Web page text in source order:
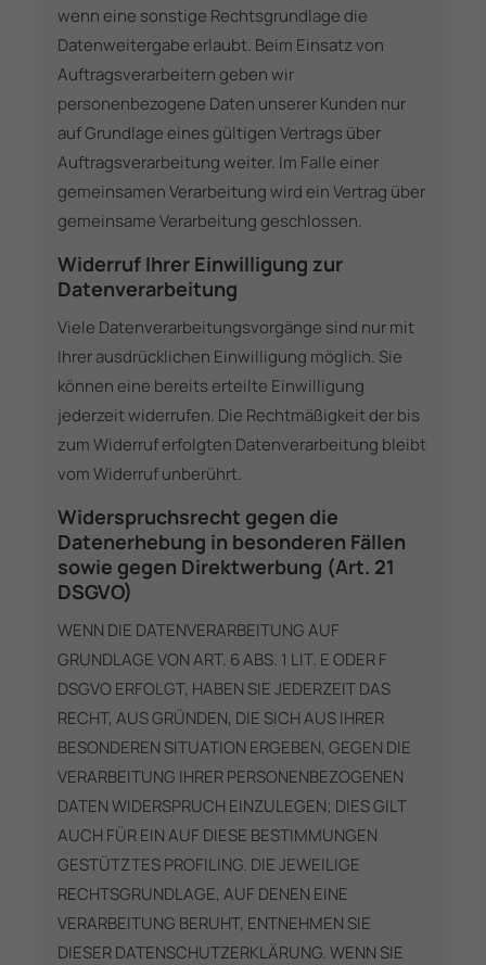
wenn eine sonstige Rechtsgrundlage die
Datenweitergabe erlaubt. Beim Einsatz von
Auftragsverarbeitern geben wir
personenbezogene Daten unserer Kunden nur
auf Grundlage eines gültigen Vertrags über
Auftragsverarbeitung weiter. Im Falle einer
gemeinsamen Verarbeitung wird ein Vertrag über
gemeinsame Verarbeitung geschlossen.
Widerruf Ihrer Einwilligung zur
Datenverarbeitung
Viele Datenverarbeitungsvorgänge sind nur mit
Ihrer ausdrücklichen Einwilligung möglich. Sie
können eine bereits erteilte Einwilligung
jederzeit widerrufen. Die Rechtmäßigkeit der bis
zum Widerruf erfolgten Datenverarbeitung bleibt
vom Widerruf unberührt.
Widerspruchsrecht gegen die
Datenerhebung in besonderen Fällen
sowie gegen Direktwerbung (Art. 21
DSGVO)
WENN DIE DATENVERARBEITUNG AUF
GRUNDLAGE VON ART. 6 ABS. 1 LIT. E ODER F
DSGVO ERFOLGT, HABEN SIE JEDERZEIT DAS
RECHT, AUS GRÜNDEN, DIE SICH AUS IHRER
BESONDEREN SITUATION ERGEBEN, GEGEN DIE
VERARBEITUNG IHRER PERSONENBEZOGENEN
DATEN WIDERSPRUCH EINZULEGEN; DIES GILT
AUCH FÜR EIN AUF DIESE BESTIMMUNGEN
GESTÜTZTES PROFILING. DIE JEWEILIGE
RECHTSGRUNDLAGE, AUF DENEN EINE
VERARBEITUNG BERUHT, ENTNEHMEN SIE
DIESER DATENSCHUTZERKLÄRUNG. WENN SIE